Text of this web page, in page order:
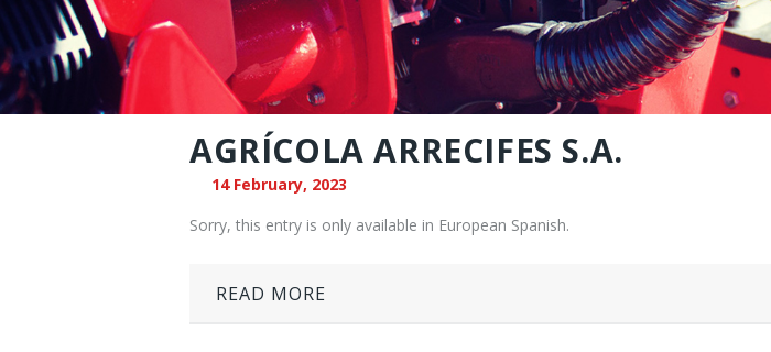
COMPANY
CONTACT
AGRÍCOLA ARRECIFES S.A.
14 February, 2023
Sorry, this entry is only available in European Spanish.
READ MORE